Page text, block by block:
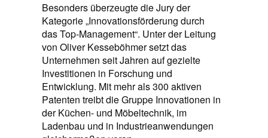
Besonders überzeugte die Jury der
Kategorie „Innovationsförderung durch
das Top-Management“. Unter der Leitung
von Oliver Kesseböhmer setzt das
Unternehmen seit Jahren auf gezielte
Investitionen in Forschung und
Entwicklung. Mit mehr als 300 aktiven
Patenten treibt die Gruppe Innovationen in
der Küchen- und Möbeltechnik, im
Ladenbau und in Industrieanwendungen